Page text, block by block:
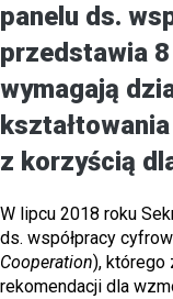
panelu ds.
przedstawia
wymagają
z korzyścią
W lipcu 2018 roku
ds. współpracy
Cooperation), którego
rekomendacji dla